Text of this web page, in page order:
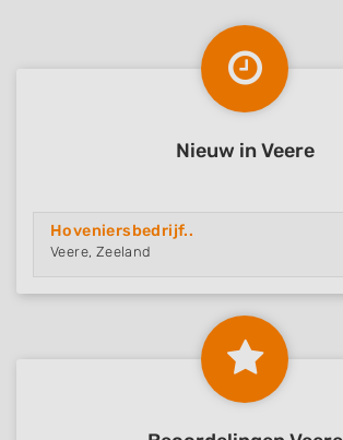
Nieuw in Veere
Hoveniersbedrijf..
Veere, Zeeland